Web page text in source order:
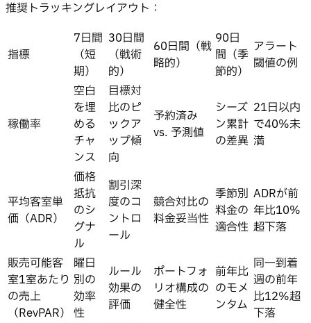
推奨トラッキングレイアウト：
指標
7日間
（短
期）
30日間
（戦術
的）
60日間（戦
略的）
90日
間（季
節的）
アラート
閾値の例
稼働率
空白
を埋
める
チャ
ンス
目標対
比のピ
ックア
ップ傾
向
予約済み
vs. 予測値
シーズ
ン累計
の差異
21日以内
で40%未
満
平均客室単
価（ADR）
価格
抵抗
のシ
グナ
ル
割引深
度のコ
ントロ
ール
競合対比の
料金妥当性
季節別
料金の
適合性
ADRが前
年比10%
超下落
販売可能客
室1室あたり
の売上
（RevPAR）
曜日
別の
効率
性
ルール
効果の
評価
ポートフォ
リオ構成の
健全性
前年比
のモメ
ンタム
同一到着
週の前年
比12%超
下落